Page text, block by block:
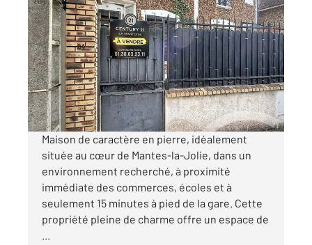
MANTES LA JOLIE 78
89,27 m2, 5 pièces
Ref : 5633
Maison à vendre
245 900 €
Visiter le site dédié
Maison de caractère en pierre, idéalement
située au cœur de Mantes-la-Jolie, dans un
environnement recherché, à proximité
immédiate des commerces, écoles et à
seulement 15 minutes à pied de la gare. Cette
propriété pleine de charme offre un espace de
...